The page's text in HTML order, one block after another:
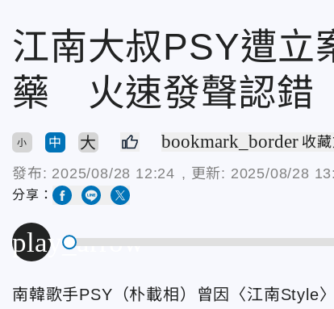
江南大叔PSY遭立
藥 火速發聲認錯
小 中 大 bookmark_border 收
發布: 2025/08/28 12:24 , 更新: 2025/08/28
分享：
play_arrow
南韓歌手PSY（朴載相）曾因〈江南Style